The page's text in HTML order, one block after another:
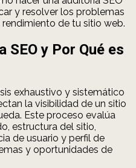
y resolver los problemas
de tu sitio web.
SEO y Por Qué es
exhaustivo y sistemático
la visibilidad de un sitio
Este proceso evalúa
estructura del sitio,
de usuario y perfil de
y oportunidades de